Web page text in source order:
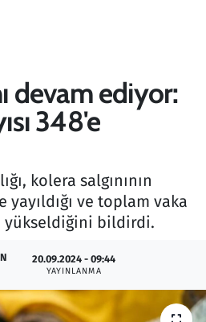
devam ediyor:
348'e
kolera salgınının
ve toplam vaka
yükseldiğini bildirdi.
20.09.2024 - 09:44
YAYINLANMA